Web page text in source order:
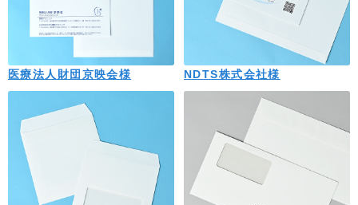
医療法人財団京映会様 NDTS株式会社様